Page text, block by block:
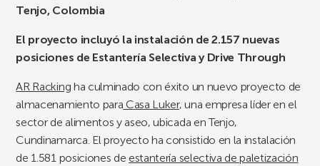
Tenjo, Colombia
El proyecto incluyó la instalación de 2.157 nuevas
posiciones de Estantería Selectiva y Drive Through
AR Racking ha culminado con éxito un nuevo proyecto de
almacenamiento para Casa Luker, una empresa líder en el
sector de alimentos y aseo, ubicada en Tenjo,
Cundinamarca. El proyecto ha consistido en la instalación
de 1.581 posiciones de estantería selectiva de paletización